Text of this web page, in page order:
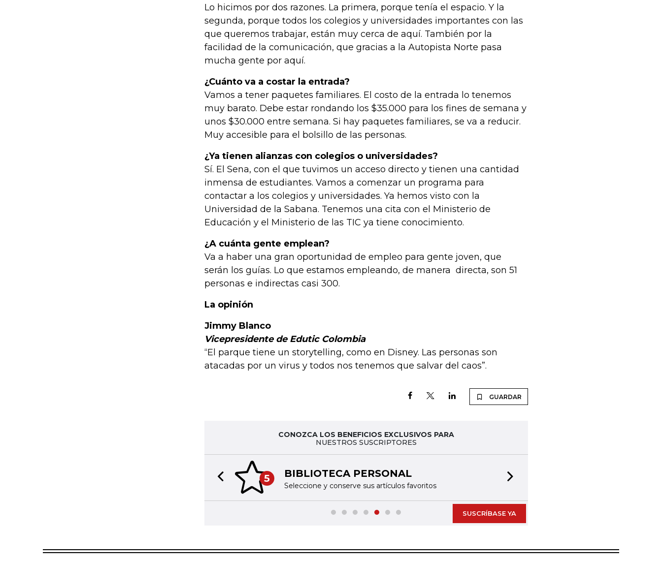
Lo hicimos por dos razones. La primera, porque tenía el espacio. Y la
segunda, porque todos los colegios y universidades importantes con las
que queremos trabajar, están muy cerca de aquí. También por la
facilidad de la comunicación, que gracias a la Autopista Norte pasa
mucha gente por aquí.
¿Cuánto va a costar la entrada?
Vamos a tener paquetes familiares. El costo de la entrada lo tenemos
muy barato. Debe estar rondando los $35.000 para los fines de semana y
unos $30.000 entre semana. Si hay paquetes familiares, se va a reducir.
Muy accesible para el bolsillo de las personas.
¿Ya tienen alianzas con colegios o universidades?
Sí. El Sena, con el que tuvimos un acceso directo y tienen una cantidad
inmensa de estudiantes. Vamos a comenzar un programa para
contactar a los colegios y universidades. Ya hemos visto con la
Universidad de la Sabana. Tenemos una cita con el Ministerio de
Educación y el Ministerio de las TIC ya tiene conocimiento.
¿A cuánta gente emplean?
Va a haber una gran oportunidad de empleo para gente joven, que
serán los guías. Lo que estamos empleando, de manera directa, son 51
personas e indirectas casi 300.
La opinión
Jimmy Blanco
Vicepresidente de Edutic Colombia
“El parque tiene un storytelling, como en Disney. Las personas son
atacadas por un virus y todos nos tenemos que salvar del caos”.
GUARDAR
CONOZCA LOS BENEFICIOS EXCLUSIVOS PARA
NUESTROS SUSCRIPTORES
5 BIBLIOTECA PERSONAL
Seleccione y conserve sus artículos favoritos
Previous slide
SUSCRÍBASE YA